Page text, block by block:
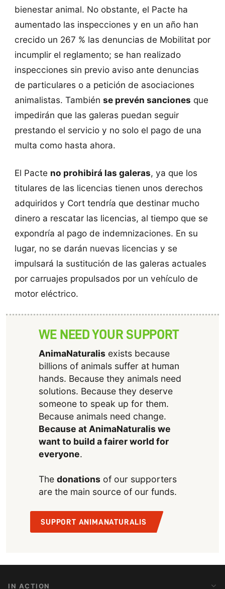
bienestar animal. No obstante, el Pacte ha
aumentado las inspecciones y en un año han
crecido un 267 % las denuncias de Mobilitat por
incumplir el reglamento; se han realizado
inspecciones sin previo aviso ante denuncias
de particulares o a petición de asociaciones
animalistas. También se prevén sanciones que
impedirán que las galeras puedan seguir
prestando el servicio y no solo el pago de una
multa como hasta ahora.
El Pacte no prohibirá las galeras, ya que los
titulares de las licencias tienen unos derechos
adquiridos y Cort tendría que destinar mucho
dinero a rescatar las licencias, al tiempo que se
expondría al pago de indemnizaciones. En su
lugar, no se darán nuevas licencias y se
impulsará la sustitución de las galeras actuales
por carruajes propulsados por un vehículo de
motor eléctrico.
WE NEED YOUR SUPPORT
AnimaNaturalisexists because
billions of animals suffer at human
hands. Because they animals need
solutions. Because they deserve
someone to speak up for them.
Because animals need change.
Because at AnimaNaturalis we
want to build a fairer world for
everyone.
The donationsof our supporters
are the main source of our funds.
SUPPORT ANIMANATURALIS
IN ACTION